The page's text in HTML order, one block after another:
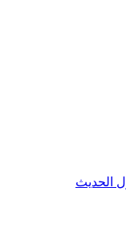
الحديث